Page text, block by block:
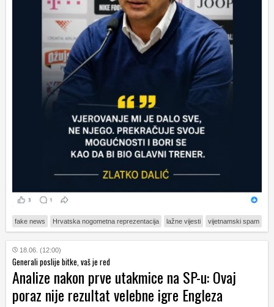
fake news Hrvatska nogometna reprezentacija lažne vijesti vijetnamski spam
18.06. (12:00)
Generali poslije bitke, vaš je red
Analize nakon prve utakmice na SP-u: Ovaj
poraz nije rezultat velebne igre Engleza